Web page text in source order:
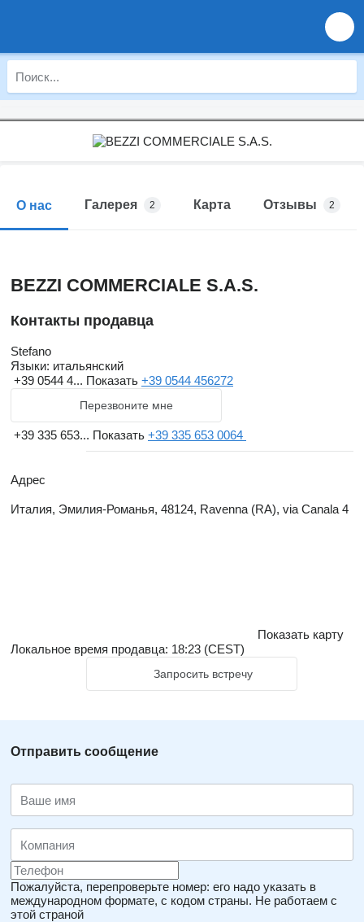
О нас Галерея 2 Карта Отзывы 2
BEZZI COMMERCIALE S.A.S.
Контакты продавца
Stefano
Языки: итальянский
+39 0544 4... Показать +39 0544 456272
Перезвоните мне
+39 335 653... Показать +39 335 653 0064
Адрес
Италия, Эмилия-Романья, 48124, Ravenna (RA), via Canala 4
Показать карту
Локальное время продавца: 18:23 (CEST)
Запросить встречу
Отправить сообщение
Пожалуйста, перепроверьте номер: его надо указать в
международном формате, с кодом страны. Не работаем с
этой страной